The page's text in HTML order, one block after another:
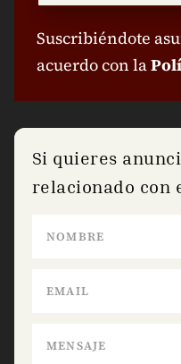
Suscribiéndote
acuerdo con la
Si quieres
relacionado con